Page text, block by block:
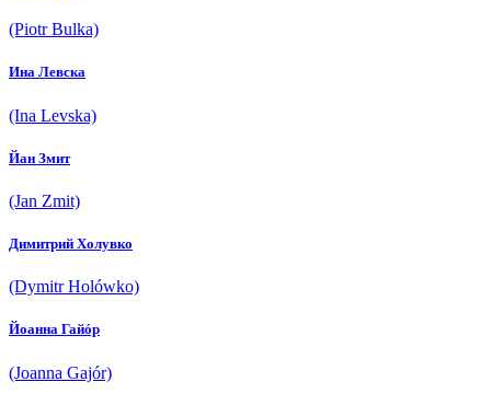
(Piotr Bulka)
Ина Левска
(Ina Levska)
Йан Змит
(Jan Zmit)
Димитрий Холувко
(Dymitr Holówko)
Йоанна Гайóр
(Joanna Gajór)